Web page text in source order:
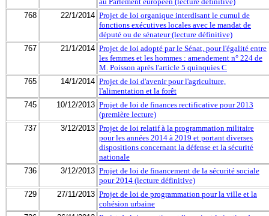
768
22/1/2014 Projet de loi organique interdisant le cumul de
fonctions exécutives locales avec le mandat de
député ou de sénateur (lecture définitive)
767
21/1/2014 Projet de loi adopté par le Sénat, pour l'égalité entre
les femmes et les hommes : amendement n° 224 de
M. Poisson après l'article 5 quinquies C
765
14/1/2014 Projet de loi d'avenir pour l'agriculture,
l'alimentation et la forêt
745
10/12/2013 Projet de loi de finances rectificative pour 2013
(première lecture)
737
3/12/2013 Projet de loi relatif à la programmation militaire
pour les années 2014 à 2019 et portant diverses
dispositions concernant la défense et la sécurité
nationale
736
3/12/2013 Projet de loi de financement de la sécurité sociale
pour 2014 (lecture définitive)
729
27/11/2013 Projet de loi de programmation pour la ville et la
cohésion urbaine